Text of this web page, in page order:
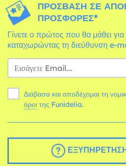
ΠΡΌΣΒΑΣΗ ΣΕ
ΠΡΟΣΦΟΡΈΣ*
Γίνετε ο πρώτος που θα μάθει
καταχωρώντας τη διεύθυνση e-
Διάβασα και αποδέχομαι τη
όροι της Funidelia.